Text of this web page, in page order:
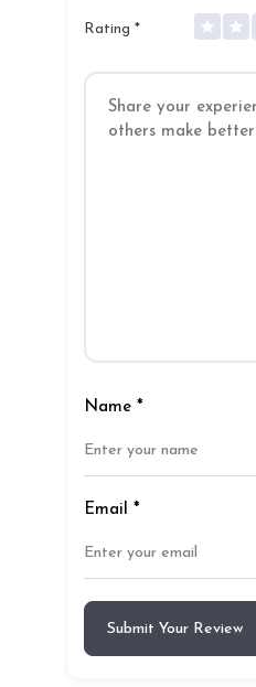
Rating *
Name *
Email *
Submit Your Review